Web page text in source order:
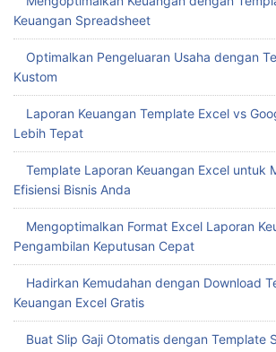
Menghemat Waktu dengan Template
Mengelola Stok dengan Template Excel
Meningkatkan Efisiensi Bisnis Anda
Mengoptimalkan Keuangan dengan
Keuangan Spreadsheet
Optimalkan Pengeluaran Usaha dengan
Kustom
Laporan Keuangan Template Excel vs
Lebih Tepat
Template Laporan Keuangan Excel untuk
Efisiensi Bisnis Anda
Mengoptimalkan Format Excel Laporan